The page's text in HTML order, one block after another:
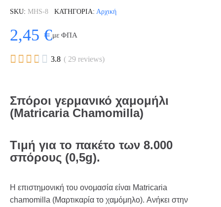
SKU MHS-8 ΚΑΤΗΓΟΡΊΑ Αρχική
2,45 €με ΦΠΑ
     3.8 ( 29 reviews)
Σπόροι γερμανικό χαμομήλι
(Matricaria Chamomilla)
Τιμή για το πακέτο των 8.000
σπόρους (0,5g).
Η επιστημονική του ονομασία είναι Matricaria
chamomilla (Μαρτικαρία το χαμόμηλο). Ανήκει στην